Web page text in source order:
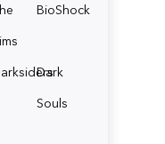
BioShock
Dark
Souls